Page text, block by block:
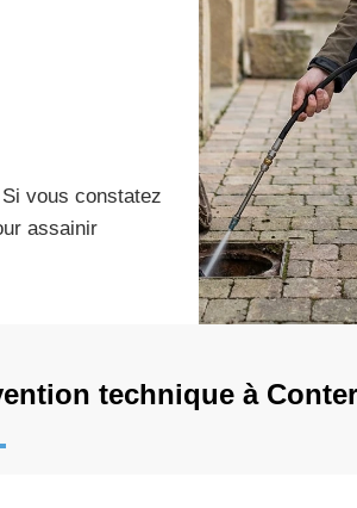
vous constatez
assainir
technique à